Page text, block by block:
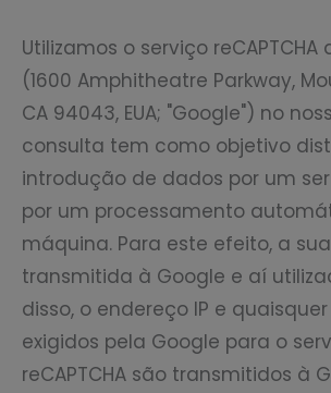
Utilizamos o serviço reCAPTCHA
(1600 Amphitheatre Parkway,
CA 94043, EUA; "Google") no
consulta tem como objetivo
introdução de dados por um
por um processamento
máquina. Para este efeito, a
transmitida à Google e aí
disso, o endereço IP e
exigidos pela Google para o
reCAPTCHA são transmitidos à